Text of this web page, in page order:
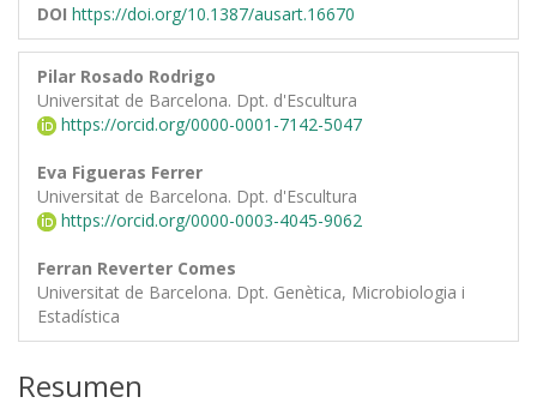
DOI https://doi.org/10.1387/ausart.16670
Pilar Rosado Rodrigo
Universitat de Barcelona. Dpt. d'Escultura
https://orcid.org/0000-0001-7142-5047
Eva Figueras Ferrer
Universitat de Barcelona. Dpt. d'Escultura
https://orcid.org/0000-0003-4045-9062
Ferran Reverter Comes
Universitat de Barcelona. Dpt. Genètica, Microbiologia i
Estadística
Resumen